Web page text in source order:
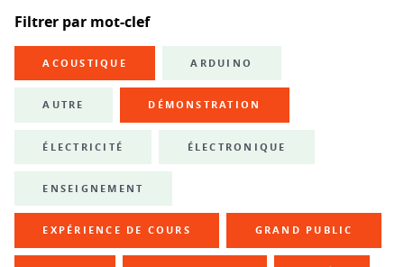
Filtrer par mot-clef
ACOUSTIQUE ARDUINO
AUTRE DÉMONSTRATION
ÉLECTRICITÉ ÉLECTRONIQUE
ENSEIGNEMENT
EXPÉRIENCE DE COURS GRAND PUBLIC